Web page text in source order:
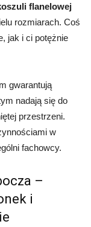
flanelowej
rozmiarach. Coś
jak i ci potężnie
gwarantują
nadają się do
przestrzeni.
w
fachowcy.
–
i